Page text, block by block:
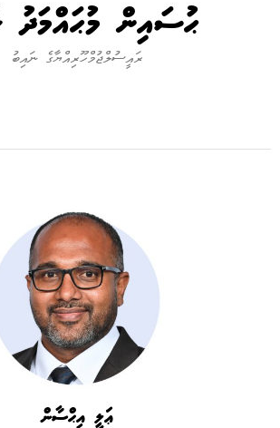
ޙުސައިން މުޙައްމަދު
ރައީސުލްޖުމްހޫރިއްޔާގެ ނައިބު
ޢަލީ އިޙްސާން